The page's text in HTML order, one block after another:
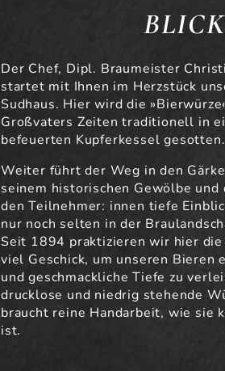
Der Chef, Dipl. Braumeister
startet mit Ihnen im Herzstück
Sudhaus. Hier wird die
Großvaters Zeiten traditionell in
befeuerten Kupferkessel gesotten.
Weiter führt der Weg in den
seinem historischen Gewölbe und
den Teilnehmer: innen tiefe
nur noch selten in der
Seit 1894 praktizieren wir hier
viel Geschick, um unseren Bieren
und geschmackliche Tiefe zu
drucklose und niedrig stehende
braucht reine Handarbeit, wie sie
ist.